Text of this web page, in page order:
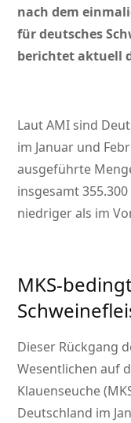
nach dem
für deutsches
berichtet aktuell
Laut AMI sind
im Januar und
ausgeführte
insgesamt
niedriger als im
MKS-
Dieser Rückgang
Wesentlichen auf
Klauenseuche
Deutschland im